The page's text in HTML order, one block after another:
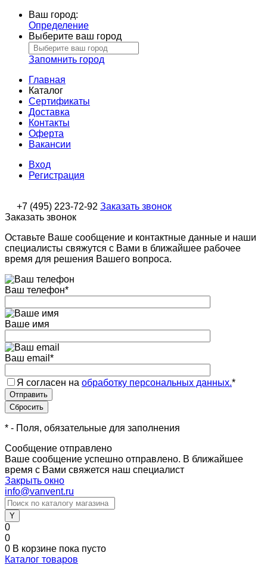
Ваш город:
Определение
Выберите ваш город
Запомнить город
Главная
Каталог
Сертификаты
Доставка
Контакты
Оферта
Вакансии
Вход
Регистрация
+7 (495) 223-72-92 Заказать звонок
Заказать звонок
Оставьте Ваше сообщение и контактные данные и наши
специалисты свяжутся с Вами в ближайшее рабочее
время для решения Вашего вопроса.
Ваш телефон*
Ваше имя
Ваш email *
Я согласен на обработку персональных данных.*
* - Поля, обязательные для заполнения
Сообщение отправлено
Ваше сообщение успешно отправлено. В ближайшее
время с Вами свяжется наш специалист
Закрыть окно
info@vanvent.ru
0
0
0 В корзине пока пусто
Каталог товаров